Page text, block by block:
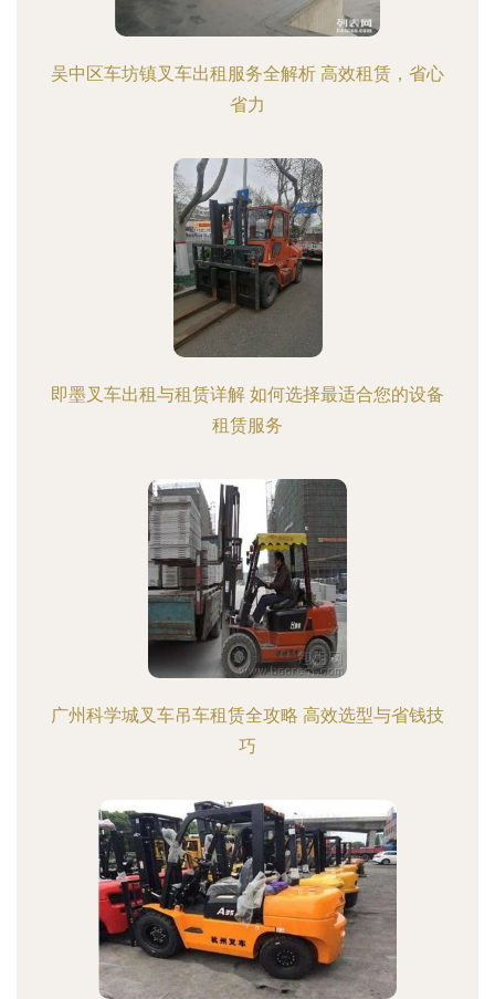
吴中区车坊镇叉车出租服务全解析 高效租赁，省心
省力
即墨叉车出租与租赁详解 如何选择最适合您的设备
租赁服务
广州科学城叉车吊车租赁全攻略 高效选型与省钱技
巧